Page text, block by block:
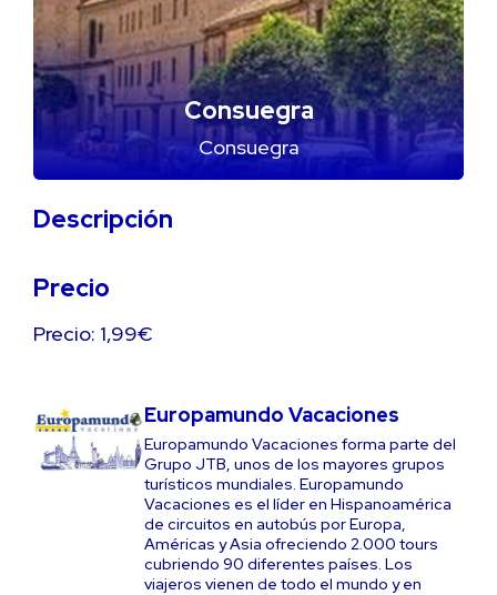
Consuegra
Consuegra
Descripción
Precio
Precio: 1,99€
Europamundo Vacaciones
Europamundo Vacaciones forma parte del
Grupo JTB, unos de los mayores grupos
turísticos mundiales. Europamundo
Vacaciones es el líder en Hispanoamérica
de circuitos en autobús por Europa,
Américas y Asia ofreciendo 2.000 tours
cubriendo 90 diferentes países. Los
viajeros vienen de todo el mundo y en